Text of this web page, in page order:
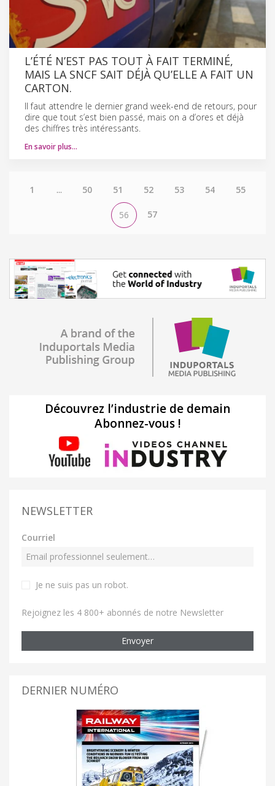
L’ÉTÉ N’EST PAS TOUT À FAIT TERMINÉ,
MAIS LA SNCF SAIT DÉJÀ QU’ELLE A FAIT UN
CARTON.
Il faut attendre le dernier grand week-end de retours, pour
dire que tout s’est bien passé, mais on a d’ores et déjà
des chiffres très intéressants.
En savoir plus…
1 ... 50 51 52 53 54 55
56 57
Découvrez l’industrie de demain
Abonnez-vous !
NEWSLETTER
Courriel
Je ne suis pas un robot.
Rejoignez les 4 800+ abonnés de notre Newsletter
Envoyer
DERNIER NUMÉRO